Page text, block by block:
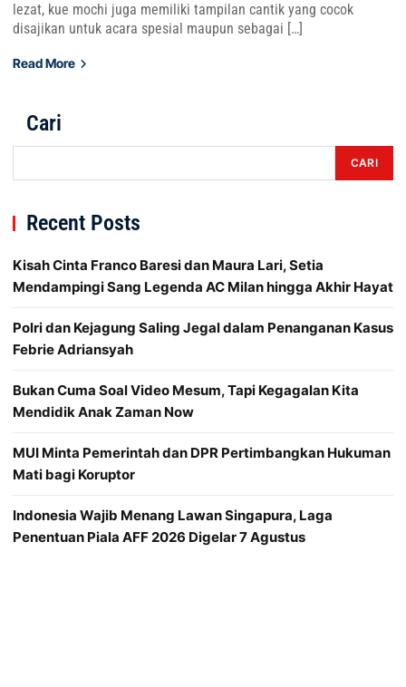
lezat, kue mochi juga memiliki tampilan cantik yang cocok
disajikan untuk acara spesial maupun sebagai […]
Read More
Cari
CARI
Recent Posts
Kisah Cinta Franco Baresi dan Maura Lari, Setia
Mendampingi Sang Legenda AC Milan hingga Akhir Hayat
Polri dan Kejagung Saling Jegal dalam Penanganan Kasus
Febrie Adriansyah
Bukan Cuma Soal Video Mesum, Tapi Kegagalan Kita
Mendidik Anak Zaman Now
MUI Minta Pemerintah dan DPR Pertimbangkan Hukuman
Mati bagi Koruptor
Indonesia Wajib Menang Lawan Singapura, Laga
Penentuan Piala AFF 2026 Digelar 7 Agustus